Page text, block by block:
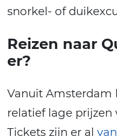
snorkel- of
Reizen naar
er?
Vanuit Amsterdam
relatief lage prijzen
Tickets zijn er al